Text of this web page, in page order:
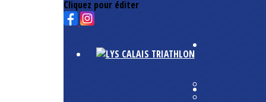
Cliquez pour éditer